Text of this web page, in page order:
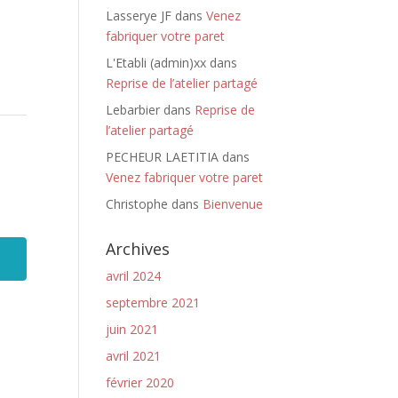
Lasserye JF dansVenez
fabriquer votre paret
L'Etabli (admin)xx dans
Reprise de l’atelier partagé
Lebarbier dans Reprise de
l’atelier partagé
PECHEUR LAETITIA dans
Venez fabriquer votre paret
Christophe dans Bienvenue
Archives
avril 2024
septembre 2021
juin 2021
avril 2021
février 2020